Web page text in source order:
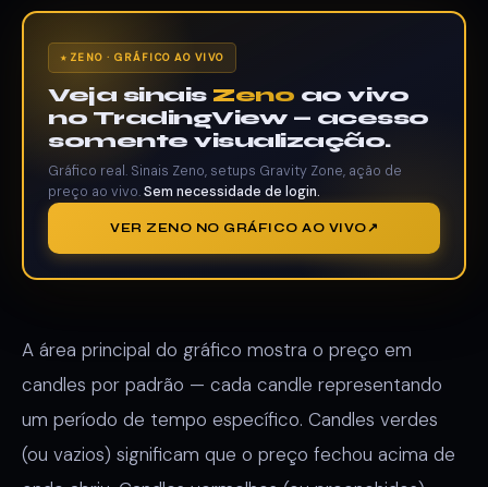
ZENO · GRÁFICO AO VIVO
Veja sinais Zeno ao vivo
no TradingView — acesso
somente visualização.
Gráfico real. Sinais Zeno, setups Gravity Zone, ação de
preço ao vivo.Sem necessidade de login.
VER ZENO NO GRÁFICO AO VIVO
A área principal do gráfico mostra o preço em
candles por padrão — cada candle representando
um período de tempo específico. Candles verdes
(ou vazios) significam que o preço fechou acima de